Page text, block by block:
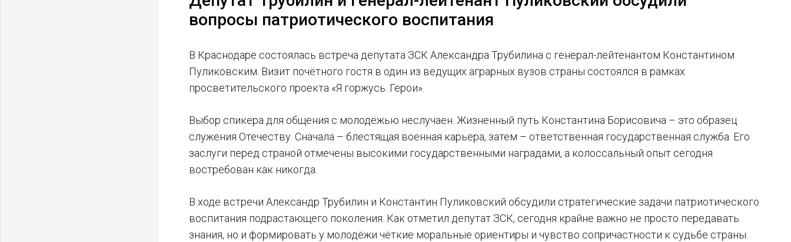
вопросы патриотического воспитания
В Краснодаре состоялась встреча депутата ЗСК Александра Трубилина с генерал-лейтенантом Константином
Пуликовским. Визит почётного гостя в один из ведущих аграрных вузов страны состоялся в рамках
просветительского проекта «Я горжусь. Герои».
Выбор спикера для общения с молодёжью неслучаен. Жизненный путь Константина Борисовича – это образец
служения Отечеству. Сначала – блестящая военная карьера, затем – ответственная государственная служба. Его
заслуги перед страной отмечены высокими государственными наградами, а колоссальный опыт сегодня
востребован как никогда.
В ходе встречи Александр Трубилин и Константин Пуликовский обсудили стратегические задачи патриотического
воспитания подрастающего поколения. Как отметил депутат ЗСК, сегодня крайне важно не просто передавать
знания, но и формировать у молодёжи чёткие моральные ориентиры и чувство сопричастности к судьбе страны.